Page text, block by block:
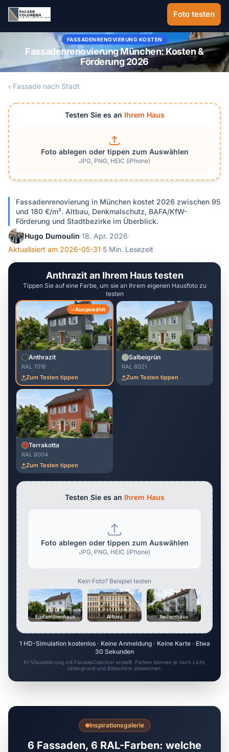
Zum Hauptinhalt springen
Foto testen
FASSADENRENOVIERUNG KOSTEN
Fassadenrenovierung München: Kosten &
Förderung 2026
‹ Fassade nach Stadt
Testen Sie es an Ihrem Haus
Foto ablegen oder tippen zum Auswählen
JPG, PNG, HEIC (iPhone)
Fassadenrenovierung in München kostet 2026 zwischen 95
und 180 €/m². Altbau, Denkmalschutz, BAFA/KfW-
Förderung und Stadtbezirke im Überblick.
Hugo Dumoulin·18. Apr. 2026·
Aktualisiert am 2026-05-31·5 Min. Lesezeit
Anthrazit an Ihrem Haus testen
Tippen Sie auf eine Farbe, um sie an Ihrem eigenen Hausfoto zu
testen
Ausgewählt
Anthrazit
RAL 7016
Zum Testen tippen
Salbeigrün
RAL 6021
Zum Testen tippen
Terrakotta
RAL 8004
Zum Testen tippen
Testen Sie es an Ihrem Haus
Foto ablegen oder tippen zum Auswählen
JPG, PNG, HEIC (iPhone)
Kein Foto? Beispiel testen
Einfamilienhaus Altbau Reihenhaus
1 HD-Simulation kostenlos · Keine Anmeldung · Keine Karte · Etwa
30 Sekunden
KI-Visualisierung mit FacadeColorizer erstellt. Farben können je nach Licht,
Untergrund und Bildschirm abweichen.
Inspirationsgalerie
6 Fassaden, 6 RAL-Farben: welche